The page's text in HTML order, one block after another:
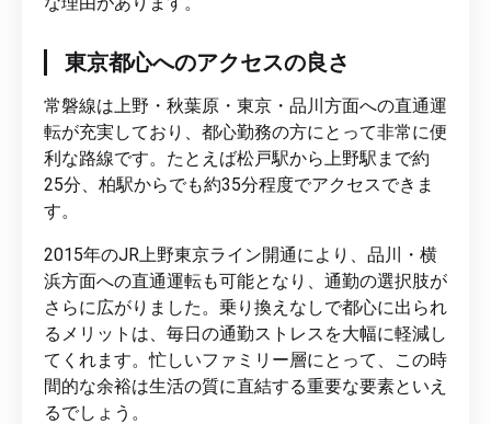
東京都心へのアクセスの良さ
常磐線は上野・秋葉原・東京・品川方面への直通運
転が充実しており、都心勤務の方にとって非常に便
利な路線です。たとえば松戸駅から上野駅まで約
25分、柏駅からでも約35分程度でアクセスできま
す。
2015年のJR上野東京ライン開通により、品川・横
浜方面への直通運転も可能となり、通勤の選択肢が
さらに広がりました。乗り換えなしで都心に出られ
るメリットは、毎日の通勤ストレスを大幅に軽減し
てくれます。忙しいファミリー層にとって、この時
間的な余裕は生活の質に直結する重要な要素といえ
るでしょう。